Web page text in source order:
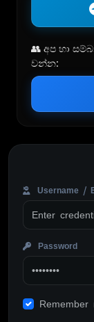
👥 අප හා
වන්න:
Username /
Password
Remember